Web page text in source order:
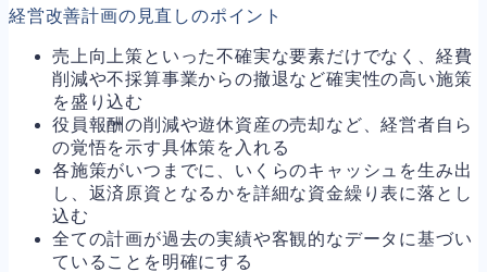
経営改善計画の見直しのポイント
売上向上策といった不確実な要素だけでなく、経費
削減や不採算事業からの撤退など確実性の高い施策
を盛り込む
役員報酬の削減や遊休資産の売却など、経営者自ら
の覚悟を示す具体策を入れる
各施策がいつまでに、いくらのキャッシュを生み出
し、返済原資となるかを詳細な資金繰り表に落とし
込む
全ての計画が過去の実績や客観的なデータに基づい
ていることを明確にする